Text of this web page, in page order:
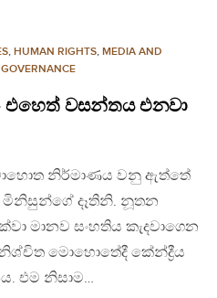
, HUMAN RIGHTS, MEDIA AND
එහෙත් වසන්තය එනවා
නිර්මාණය වනු ඇත්තේ
දෑතිනි. නූතන
මානව සංහතිය කැදවාගෙන
නිශ්චිත මොහොතේදී කේන්ද්‍රීය
එම නිසාම…